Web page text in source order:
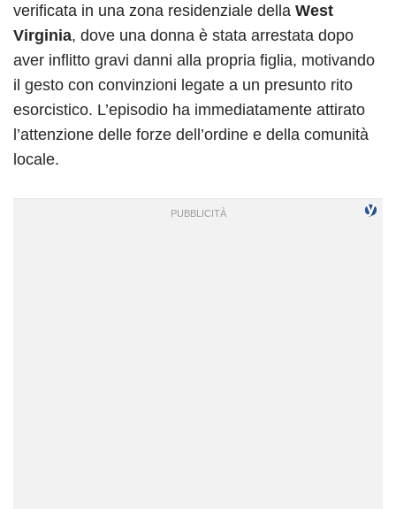
verificata in una zona residenziale della West
Virginia, dove una donna è stata arrestata dopo
aver inflitto gravi danni alla propria figlia, motivando
il gesto con convinzioni legate a un presunto rito
esorcistico. L’episodio ha immediatamente attirato
l’attenzione delle forze dell’ordine e della comunità
locale.